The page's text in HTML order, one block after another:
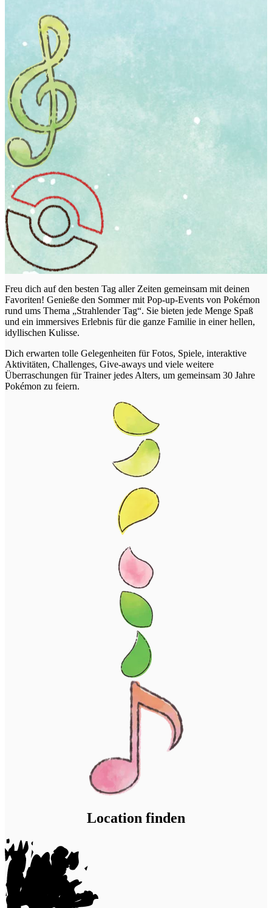
Freu dich auf den besten Tag aller Zeiten gemeinsam mit deinen
Favoriten! Genieße den Sommer mit Pop-up-Events von Pokémon
rund ums Thema „Strahlender Tag“. Sie bieten jede Menge Spaß
und ein immersives Erlebnis für die ganze Familie in einer hellen,
idyllischen Kulisse.
Dich erwarten tolle Gelegenheiten für Fotos, Spiele, interaktive
Aktivitäten, Challenges, Give-aways und viele weitere
Überraschungen für Trainer jedes Alters, um gemeinsam 30 Jahre
Pokémon zu feiern.
Location finden